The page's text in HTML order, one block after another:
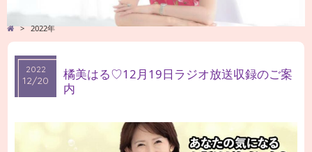
> 2022年
2022
12/20
2022
12/20
橘美はる♡12月19日ラジオ放送収録のご案
内